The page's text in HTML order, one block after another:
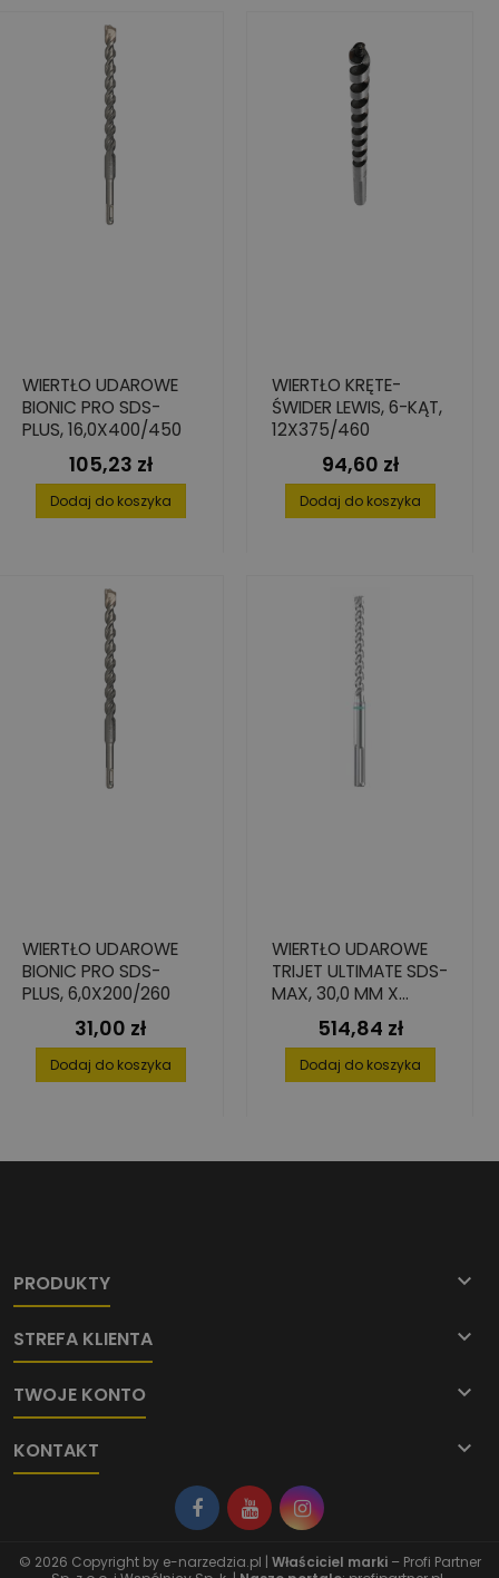
WIERTŁO UDAROWE
BIONIC PRO SDS-
PLUS, 16,0X400/450
Cena
105,23 zł
Dodaj do koszyka
WIERTŁO KRĘTE-
ŚWIDER LEWIS, 6-KĄT,
12X375/460
Cena
94,60 zł
Dodaj do koszyka
WIERTŁO UDAROWE
BIONIC PRO SDS-
PLUS, 6,0X200/260
Cena
31,00 zł
Dodaj do koszyka
WIERTŁO UDAROWE
TRIJET ULTIMATE SDS-
MAX, 30,0 MM X
600/720 MM
Cena
514,84 zł
Dodaj do koszyka
PRODUKTY 
STREFA KLIENTA 
TWOJE KONTO 
KONTAKT 
© 2026 Copyright by e-narzedzia.pl | Właściciel marki– Profi Partner